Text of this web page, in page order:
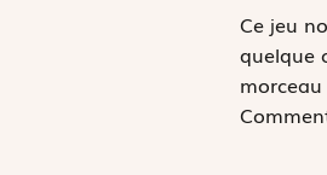
Ce jeu
quelque